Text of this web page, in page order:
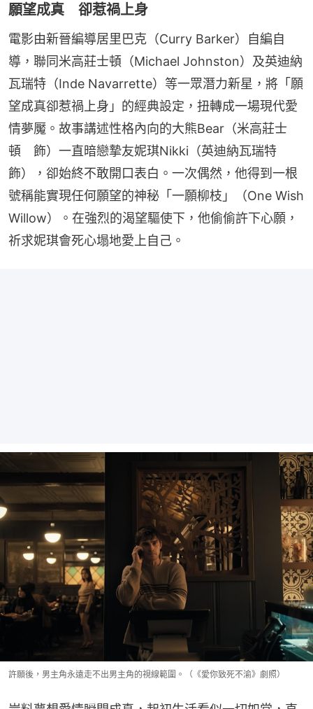
願望成真 卻惹禍上身
電影由新晉編導居里巴克（Curry Barker）自編自
導，聯同米高莊士頓（Michael Johnston）及英迪納
瓦瑞特（Inde Navarrette）等一眾潛力新星，將「願
望成真卻惹禍上身」的經典設定，扭轉成一場現代愛
情夢魘。故事講述性格內向的大熊Bear（米高莊士
頓　飾）一直暗戀摯友妮琪Nikki（英迪納瓦瑞特
飾），卻始終不敢開口表白。一次偶然，他得到一根
號稱能實現任何願望的神秘「一願柳枝」（One Wish
Willow）。在強烈的渴望驅使下，他偷偷許下心願，
祈求妮琪會死心塌地愛上自己。
許願後，男主角永遠走不出男主角的視線範圍。（《愛你致死不渝》劇照）